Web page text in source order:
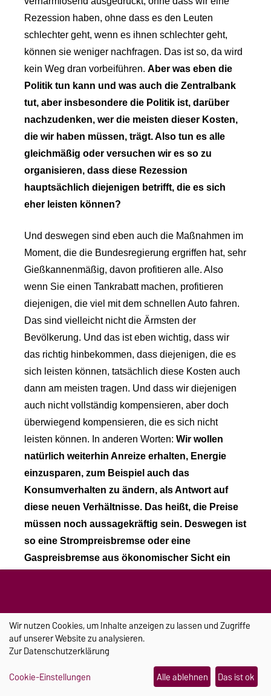
Rezession haben, ohne dass es den Leuten
schlechter geht, wenn es ihnen schlechter geht,
können sie weniger nachfragen. Das ist so, da wird
kein Weg dran vorbeiführen. Aber was eben die
Politik tun kann und was auch die Zentralbank
tut, aber insbesondere die Politik ist, darüber
nachzudenken, wer die meisten dieser Kosten,
die wir haben müssen, trägt. Also tun es alle
gleichmäßig oder versuchen wir es so zu
organisieren, dass diese Rezession
hauptsächlich diejenigen betrifft, die es sich
eher leisten können?
Und deswegen sind eben auch die Maßnahmen im
Moment, die die Bundesregierung ergriffen hat, sehr
Gießkannenmäßig, davon profitieren alle. Also
wenn Sie einen Tankrabatt machen, profitieren
diejenigen, die viel mit dem schnellen Auto fahren.
Das sind vielleicht nicht die Ärmsten der
Bevölkerung. Und das ist eben wichtig, dass wir
das richtig hinbekommen, dass diejenigen, die es
sich leisten können, tatsächlich diese Kosten auch
dann am meisten tragen. Und dass wir diejenigen
auch nicht vollständig kompensieren, aber doch
überwiegend kompensieren, die es sich nicht
leisten können. In anderen Worten: Wir wollen
natürlich weiterhin Anreize erhalten, Energie
einzusparen, zum Beispiel auch das
Konsumverhalten zu ändern, als Antwort auf
diese neuen Verhältnisse. Das heißt, die Preise
müssen noch aussagekräftig sein. Deswegen ist
so eine Strompreisbremse oder eine
Gaspreisbremse aus ökonomischer Sicht ein
Energie zu sparen.Das wollen wir eigentlich nicht.
Und eben auch, weil jeder davon profitiert - Sie, ich.
Wir profitieren alle davon. Muss ich jetzt davon
profitieren? Wahrscheinlich eher nicht. Sondern
Wir nutzen Cookies, um Inhalte anzeigen zu lassen und Zugriffe
auf unserer Website zu analysieren.
ZurDatenschutzerklärung
Cookie-Einstellungen
Alle ablehnen Das ist ok